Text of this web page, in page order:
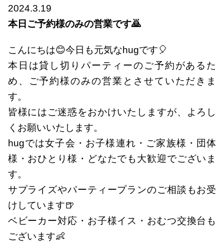
2024.3.19
本日ご予約様のみの営業です🙇
こんにちは😊今日も元気なhugです🎈
本日は貸し切りパーティーのご予約があるた
め、ご予約様のみの営業とさせていただきま
す。
皆様にはご迷惑をおかけいたしますが、よろし
くお願いいたします。
hugでは女子会・お子様連れ・ご家族様・団体
様・おひとり様・どなたでも大歓迎でございま
す。
サプライズやパーティープランのご相談もお受
けしています🍺
ベビーカー対応・お子様イス・おむつ交換台も
ございます👶